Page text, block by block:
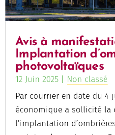
Avis à
Implantation
photovoltaïques
12 Juin 2025
Non classé
Par courrier en date du 4
économique a sollicité la
l’implantation